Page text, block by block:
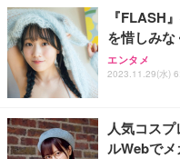
『FLASH
を惜しみな
エンタメ
2023.11.29(水)
人気コス
ルWebで